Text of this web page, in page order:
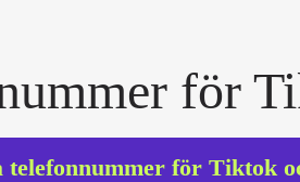
för
telefonnummer för Tiktok